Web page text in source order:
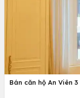
Bán căn hộ An Viên